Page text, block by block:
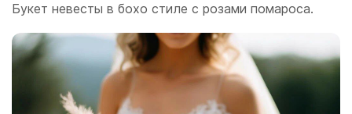
Букет невесты в бохо стиле с розами помароса.